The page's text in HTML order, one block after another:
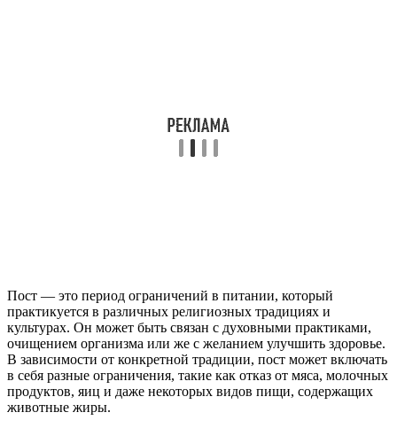
Пост — это период ограничений в питании, который
практикуется в различных религиозных традициях и
культурах. Он может быть связан с духовными практиками,
очищением организма или же с желанием улучшить здоровье.
В зависимости от конкретной традиции, пост может включать
в себя разные ограничения, такие как отказ от мяса, молочных
продуктов, яиц и даже некоторых видов пищи, содержащих
животные жиры.